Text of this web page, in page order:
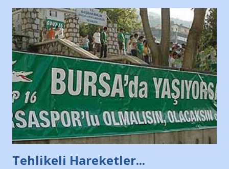
Tehlikeli Hareketler...